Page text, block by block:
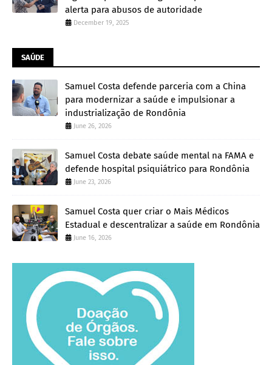
alerta para abusos de autoridade
December 19, 2025
SAÚDE
Samuel Costa defende parceria com a China
para modernizar a saúde e impulsionar a
industrialização de Rondônia
June 26, 2026
Samuel Costa debate saúde mental na FAMA e
defende hospital psiquiátrico para Rondônia
June 23, 2026
Samuel Costa quer criar o Mais Médicos
Estadual e descentralizar a saúde em Rondônia
June 16, 2026